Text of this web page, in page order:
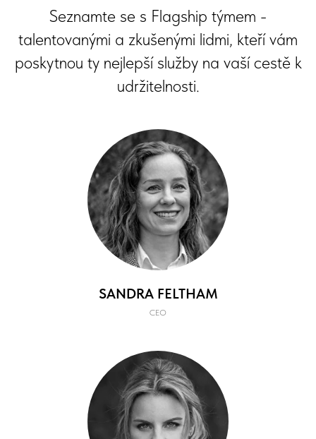
Seznamte se s Flagship týmem -
talentovanými a zkušenými lidmi, kteří vám
poskytnou ty nejlepší služby na vaší cestě k
udržitelnosti.
SANDRA FELTHAM
CEO